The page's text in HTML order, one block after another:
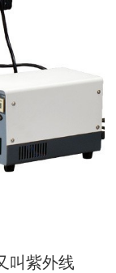
叫紫外线